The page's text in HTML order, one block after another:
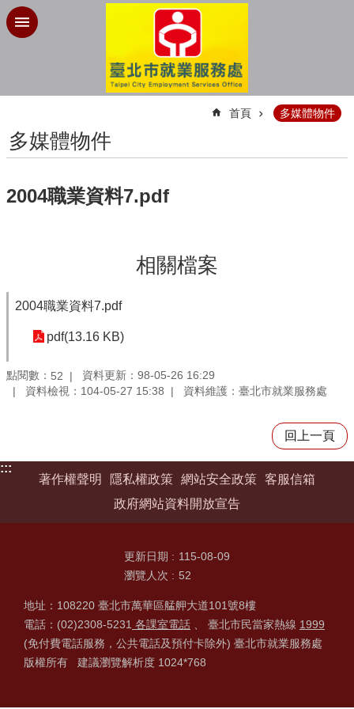
跳到主要內容區塊
首頁 多媒體物件
多媒體物件
2004職業資料7.pdf
相關檔案
2004職業資料7.pdf
pdf(13.16 KB)
點閱數： 52
資料更新：98-05-26 16:29
資料檢視：104-05-27 15:38
資料維護：臺北市就業服務處
回上一頁
:::
著作權聲明
隱私權政策 網站安全政策 客服信箱
政府網站資料開放宣告
更新日期
115-08-09
瀏覽人次
52
地址：108220 臺北市萬華區艋舺大道101號8樓
電話：(02)2308-5231 各課室電話 、 臺北市民當家熱線 1999
(免付費電話服務，公共電話及預付卡除外) 臺北市就業服務處
版權所有 建議瀏覽解析度 1024*768